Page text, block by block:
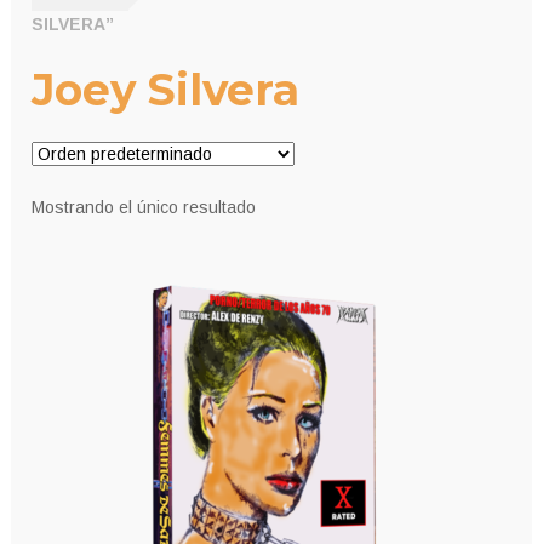
SILVERA”
Joey Silvera
Mostrando el único resultado